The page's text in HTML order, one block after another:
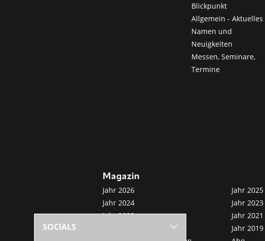
Blickpunkt
Allgemein - Aktuelles
Namen und
Neuigkeiten
Messen, Seminare,
Termine
Magazin
Jahr 2026
Jahr 2025
Jahr 2024
Jahr 2023
Jahr 2022
Jahr 2021
Jahr 2019
SOCIALS